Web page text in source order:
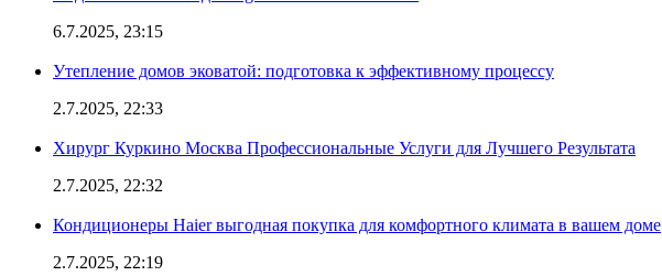
6.7.2025, 23:15
Утепление домов эковатой: подготовка к эффективному процессу
2.7.2025, 22:33
Хирург Куркино Москва Профессиональные Услуги для Лучшего Результата
2.7.2025, 22:32
Кондиционеры Haier выгодная покупка для комфортного климата в вашем доме
2.7.2025, 22:19